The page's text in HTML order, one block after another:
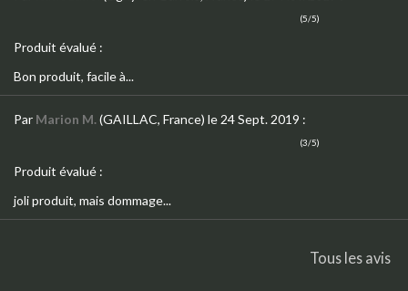
(5/5)
Produit évalué :
Bon produit, facile à...
Par Marion M.(GAILLAC, France) le 24 Sept. 2019 :
(3/5)
Produit évalué :
joli produit, mais dommage...
Tous les avis